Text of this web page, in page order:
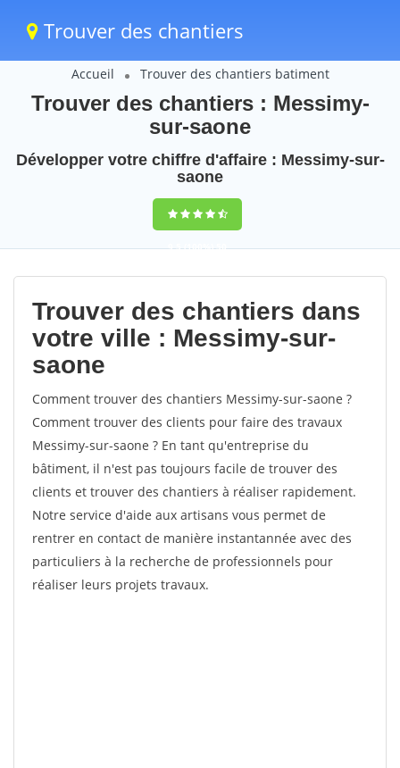
Trouver des chantiers
Accueil Trouver des chantiers batiment
Trouver des chantiers : Messimy-
sur-saone
Développer votre chiffre d'affaire : Messimy-sur-
saone
9,5(100%)50
votes
Trouver des chantiers dans
votre ville : Messimy-sur-
saone
Comment trouver des chantiers Messimy-sur-saone ?
Comment trouver des clients pour faire des travaux
Messimy-sur-saone ? En tant qu'entreprise du
bâtiment, il n'est pas toujours facile de trouver des
clients et trouver des chantiers à réaliser rapidement.
Notre service d'aide aux artisans vous permet de
rentrer en contact de manière instantannée avec des
particuliers à la recherche de professionnels pour
réaliser leurs projets travaux.